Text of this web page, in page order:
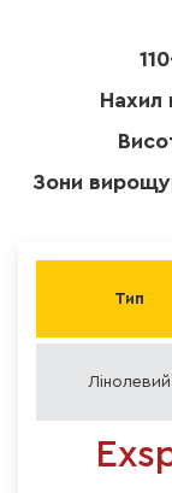
Нахил
Зони
Тип
Лінолевий